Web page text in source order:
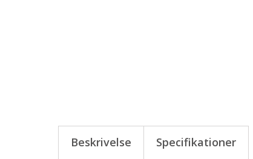
Beskrivelse Specifikationer